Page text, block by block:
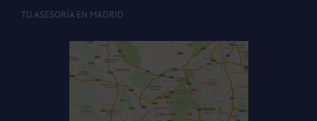
TU ASESORÍA EN MADRID